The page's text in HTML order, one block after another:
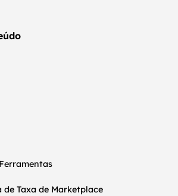
de Taxa de Marketplace